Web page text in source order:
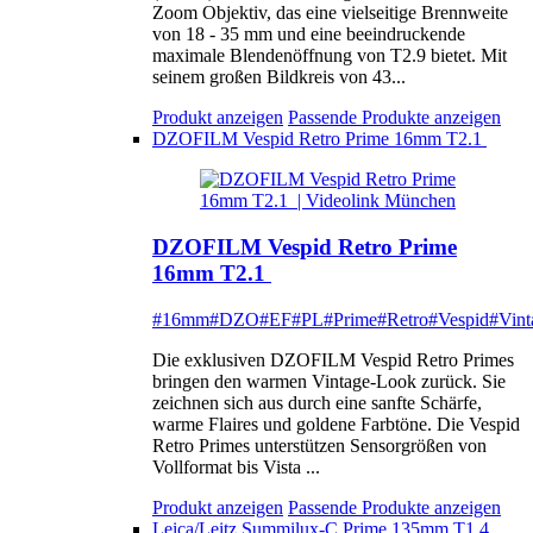
Zoom Objektiv, das eine vielseitige Brennweite
von 18 - 35 mm und eine beeindruckende
maximale Blendenöffnung von T2.9 bietet. Mit
seinem großen Bildkreis von 43...
Produkt anzeigen Passende Produkte anzeigen
DZOFILM Vespid Retro Prime 16mm T2.1
DZOFILM Vespid Retro Prime
16mm T2.1
#16mm#DZO#EF#PL#Prime#Retro#Vespid
Die exklusiven DZOFILM Vespid Retro Primes
bringen den warmen Vintage-Look zurück. Sie
zeichnen sich aus durch eine sanfte Schärfe,
warme Flaires und goldene Farbtöne. Die Vespid
Retro Primes unterstützen Sensorgrößen von
Vollformat bis Vista ...
Produkt anzeigen Passende Produkte anzeigen
Leica/Leitz Summilux-C Prime 135mm T1.4